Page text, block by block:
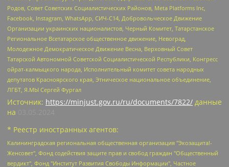
Родов, Совет Советских Социалистических Районов, Meta Platforms Inc,
Facebook, Instagram, WhatsApp, СИЧ-С14, Добровольческое Движение
Организации украинских националистов, Черный Комитет, Татарстанское
Региональное Всетатарское общественное движение, Невоград,
Молодежное Демократическое Движение Весна, Верховный Совет
Татарской Автономной Советской Социалистической Республики, Конгресс
ойрат-калмыцкого народа, Исполнительный комитет совета народных
депутатов Красноярского края, Этническое национальное объединение,
ЛГБТ, Я.МЫ Сергей Фургал
Источник: https://minjust.gov.ru/ru/documents/7822/ данные
на
* Реестр иностранных агентов:
Калининградская региональная общественная организация "Экозащита!-Женсовет", Фонд содействия защите прав и свобод граждан "Общественный вердикт", Фонд "Институт Развития Свободы Информации", Частное учреждение "Информационное агентство МЕМО. РУ", Региональная общественная организация "Общественная комиссия по сохранению наследия академика Сахарова", Фонд поддержки свободы прессы, Санкт-Петербургская общественная правозащитная организация "Гражданский контроль", Межрегиональная общественная организация "Информационно-просветительский центр "Мемориал", Региональный Фонд "Центр Защиты Прав Средств Массовой Информации", с 05.12.2023 Фонд "Центр Защиты Прав Средств массовой информации", Региональная общественная благотворительная организация помощи беженцам и мигрантам "Гражданское содействие", Негосударственное образовательное учреждение дополнительного профессионального образования (повышение квалификации) специалистов "АКАДЕМИЯ ПО ПРАВАМ ЧЕЛОВЕКА", Свердловская региональная общественная организация "Сутяжник", Автономная некоммерческая организация "Центр независимых социологических исследований", Союз общественных объединений "Российский исследовательский центр по правам человека", Региональное общественное учреждение научно-информационный центр "МЕМОРИАЛ", Некоммерческая организация "Фонд защиты гласности", Автономная некоммерческая организация "Институт прав человека", Городская общественная организация "Екатеринбургское общество "МЕМОРИАЛ", Городская общественная организация "Рязанское историко-просветительское и правозащитное общество "Мемориал" (Рязанский Мемориал), Челябинский региональный орган общественной самодеятельности – женское общественное объединение "Женщины Евразии", Челябинский региональный орган общественной самодеятельности "Уральская правозащитная группа", Фонд содействия защите здоровья и социальной справедливости имени Андрея Рылькова, Автономная Некоммерческая Организация "Аналитический Центр Юрия Левады", Автономная некоммерческая организация социальной поддержки населения "Проект Апрель", Региональная общественная организация помощи женщинам и детям, находящимся в кризисной ситуации "Информационно-методический центр "Анна", Фонд содействия развитию массовых коммуникаций и правовому просвещению "Так-так-Так", Фонд содействия устойчивому развитию "Серебряная тайга", Свердловский региональный общественный фонд социальных проектов "Новое время", "Idel.Реалии", Кавказ.Реалии, Крым.Реалии, Телеканал Настоящее Время, Татаро-башкирская служба Радио Свобода (Azatliq Radiosi), Радио Свободная Европа/Радио Свобода (PCE/PC), "Сибирь.Реалии", "Фактограф", Благотворительный фонд помощи осужденным и их семьям, Автономная некоммерческая организация "Институт глобализации и социальных движений", Фонд "В защиту прав заключенных", Частное учреждение "Центр поддержки и содействия развитию средств массовой информации", Пензенский региональный общественный благотворительный фонд "Гражданский союз", "Север.Реалии", Некоммерческая организация Фонд "Правовая инициатива", Общество с ограниченной ответственностью "Радио Свободная Европа/Радио Свобода", Чешское информационное агентство "MEDIUM-ORIENT", Красноярская региональная общественная организация "Мы против СПИДа", Камалягин Денис Николаевич, Маркелов Сергей Евгеньевич, Пономарев Лев Александрович, Савицкая Людмила Алексеевна, Автономная некоммерческая организация "Центр по работе с проблемой насилия "НАСИЛИЮ.НЕТ", Межрегиональный профессиональный союз работников здравоохранения "Альянс врачей", Юридическое лицо, зарегистрированное в Латвийской Республике, SIA "Medusa Project" (регистрационный номер 40103797863, дата регистрации 10.06.2014), Некоммерческая организация "Фонд по борьбе с коррупцией", Автономная некоммерческая организация "Институт права и публичной политики", Баданин Роман Сергеевич, Гликин Максим Александрович, Железнова Мария Михайловна, Лукьянова Юлия Сергеевна, Маетная Елизавета Витальевна, Маняхин Петр Борисович, Чуракова Ольга Владимировна, Ярош Юлия Петровна, Юридическое лицо "The Insider SIA", зарегистрированное в Риге, Латвийская Республика (дата регистрации 26.06.2015), являющееся администратором доменного имени интернет-издания "The Insider SIA", https://theins.ru, Постернак Алексей Евгеньевич, Рубин Михаил Аркадьевич, Анин Роман Александрович, Юридическое лицо Istories fonds, зарегистрированное в Латвийской Республике (регистрационный номер 50008295751, дата регистрации 24.02.2020), Великовский Дмитрий Александрович, Долинина Ирина Николаевна, Мароховская Алеся Алексеевна, Шлейнов Роман Юрьевич, Шмагун Олеся Валентиновна, Общество с ограниченной ответственностью "Альтаир 2021", Общество с ограниченной ответственностью "Вега 2021", Общество с ограниченной ответственностью "Главный редактор 2021", Общество с ограниченной ответственностью "Ромашки монолит", Важенков Артем Валерьевич, Ивановская областная общественная организация "Центр гендерных исследований", Гурман Юрий Альбертович, Медиапроект "ОВД-Инфо", Егоров Владимир Владимирович, Жилинский Владимир Александрович, Общество с ограниченной ответственностью "ЗП", Иванова София Юрьевна, Карезина Инна Павловна, Кильтау Екатерина Викторовна, Петров Алексей Викторович, Пискунов Сергей Евгеньевич, Смирнов Сергей Сергеевич, Тихонов Михаил Сергеевич, Общество с ограниченной ответственностью "ЖУРНАЛИСТ-ИНОСТРАННЫЙ АГЕНТ", Арапова Галина Юрьевна, Вольтская Татьяна Анатольевна, Американская компания "Mason G.E.S. Anonymous Foundation" (США), являющаяся владельцем интернет-издания https://mnews.world/, Компания "Stichting Bellingcat", зарегистрированная в Нидерландах (дата регистрации 11.07.2018), Захаров Андрей Вячеславович, Клепиковская Екатерина Дмитриевна, Общество с ограниченной ответственностью "МЕМО", Перл Роман Александрович, Симонов Евгений Алексеевич, Соловьева Елена Анатольевна, Сотников Даниил Владимирович, Сурначева Елизавета Дмитриевна, Автономная некоммерческая организация по защите прав человека и информированию населения "Якутия – Наше Мнение", Общество с ограниченной ответственностью "Москоу диджитал медиа", с 26.01.2023 Общество с ограниченной ответственностью "Чайка Белые сады", Ветошкина Валерия Валерьевна, Заговора Максим Александрович, Межрегиональное общественное движение "Российская ЛГБТ - сеть", Оленичев Максим Владимирович, Павлов Иван Юрьевич, Скворцова Елена Сергеевна, Общество с ограниченной ответственностью "Как бы инагент", Кочетков Игорь Викторович, Общество с ограниченной ответственностью "Честные выборы", Еланчик Олег Александрович, Общество с ограниченной ответственностью "Нобелевский призыв", Гималова Регина Эмилевна, Григорьев Андрей Валерьевич, Григорьева Алина Александровна, Ассоциация по содействию защите прав призывников, альтернативнослужащих и военнослужащих "Правозащитная группа "Гражданин.Армия.Право", Хисамова Регина Фаритовна, Автономная некоммерческая организация по реализации социально-правовых программ "Лилит", Дальневосточное общественное движение "Маяк", Санкт-Петербургская ЛГБТ-инициативная группа "Выход", Инициативная группа ЛГБТ+ "Реверс", Алексеев Андрей Викторович, Бекбулатова Таисия Львовна, Беляев Иван Михайлович, Владыкина Елена Сергеевна, Гельман Марат Александрович, Никульшина Вероника Юрьевна, Толоконникова Надежда Андреевна, Шендерович Виктор Анатольевич, Общество с ограниченной ответственностью "Данное сообщение", Общество с ограниченной ответственностью Издательский дом "Новая глава", Айнбиндер Александра Александровна, Московский комьюнити-центр для ЛГБТ+инициатив, Благотворительный фонд развития филантропии, Deutsche Welle (Германия, Kurt-Schumacher-Strasse 3, 53113 Bonn), Борзунова Мария Михайловна, Воробьев Виктор Викторович, Голубева Анна Львовна, Константинова Алла Михайловна, Малкова Ирина Владимировна, Мурадов Мурад Абдулгалимович, Осетинская Елизавета Николаевна, Понасенков Евгений Николаевич, Ганапольский Матвей Юрьевич, Киселев Евгений Алексеевич, Борухович Ирина Григорьевна, Дремин Иван Тимофеевич, Дубровский Дмитрий Викторович, Красноярская региональная общественная организация поддержки и развития альтернативных образовательных технологий и межкультурных коммуникаций "ИНТЕРРА", Маяковская Екатерина Алексеевна, Фейгин Марк Захарович, Филимонов Андрей Викторович, Дзугкоева Регина Николаевна, Доброхотов Роман Александрович, Дудь Юрий Александрович, Елкин Сергей Владимирович, Кругликов Кирилл Игоревич, Сабунаева Мария Леонидовна, Семенов Алексей Владимирович, Шаинян Карен Багратович, Шульман Екатерина Михайловна, Асафьев Артур Валерьевич, Вахштайн Виктор Семенович, Венедиктов Алексей Алексеевич, Лушникова Екатерина Евгеньевна, Волков Леонид Михайлович, Невзоров Александр Глебович, Пархоменко Сергей Борисович, Сироткин Ярослав Николаевич, Кара-Мурза Владимир Владимирович, Баранова Наталья Владимировна, Гозман Леонид Яковлевич, Кагарлицкий Борис Юльевич, Климарев Михаил Валерьевич, Милов Владимир Станиславович, Автономная некоммерческая организация Краснодарский центр современного искусства "Типография", Моргенштерн Алишер Тагирович, Соболь Любовь Эдуардовна, Общество с ограниченной ответственностью "ЛИЗА НОРМ", Каспаров Гарри Кимович, Ходорковский Михаил Борисович, Общество с ограниченной ответственностью "Апрельские тезисы", Данилович Ирина Брониславовна, Кашин Олег Владимирович, Петров Николай Владимирович, Пивоваров Алексей Владимирович, Соколов Михаил Владимирович, Цветкова Юлия Владимировна, Чичваркин Евгений Александрович, Комитет против пыток/Команда против пыток, Общество с ограниченной ответственностью "Первый научный", Общество с ограниченной ответственностью "Вертолет и ко", Белоцерковская Вероника Борисовна, Кац Максим Евгеньевич, Лазарева Татьяна Юрьевна, Шаведдинов Руслан Табризович, Яшин Илья Валерьевич, Общество с ограниченной ответственностью "Иноагент ААВ", Алешковский Дмитрий Петрович, Альбац Евгения Марковна, Быков Дмитрий Львович, Галямина Юлия Евгеньевна, Лойко Сергей Леонидович, Мартынов Кирилл Константинович, Медведев Сергей Александрович, Крашенинников Федор Геннадиевич, Гордеева Катерина Вл